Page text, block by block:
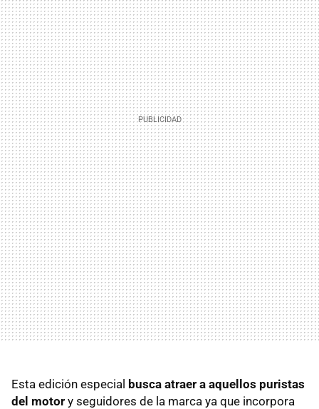
Esta edición especial busca atraer a aquellos puristas
del motor y seguidores de la marca ya que incorpora